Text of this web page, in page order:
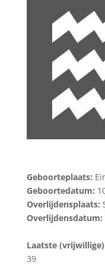
Geboorteplaats:
Geboortedatum:
Overlijdensplaats:
Overlijdensdatum:
Laatste
39